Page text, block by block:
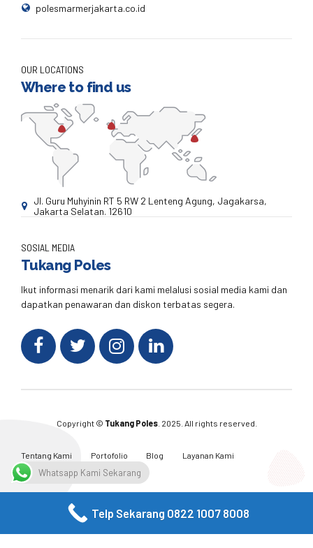
polesmarmerjakarta.co.id
OUR LOCATIONS
Where to find us
Jl. Guru Muhyinin RT 5 RW 2 Lenteng Agung, Jagakarsa,
Jakarta Selatan. 12610
SOSIAL MEDIA
Tukang Poles
Ikut informasi menarik dari kami melalusi sosial media kami dan
dapatkan penawaran dan diskon terbatas segera.
Copyright © Tukang Poles. 2025. All rights reserved.
Tentang Kami Portofolio Blog
Layanan Kami
Kontak Kami
Facebook Twitter Instagram Email
Whatsapp Kami Sekarang
Telp Sekarang 0822 1007 8008